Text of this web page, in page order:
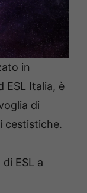
in
ESL Italia, è
di
cestistiche.
ESL a